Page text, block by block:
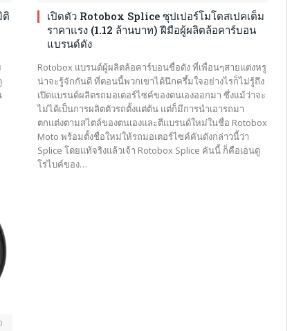
ติ
เปิดตัว Rotobox Splice ซุปเปอร์โมโตสเปคเต็ม
ราคาแรง (1.12 ล้านบาท) ฝีมือผู้ผลิตล้อคาร์บอน
แบรนด์ดัง
Rotobox แบรนด์ผู้ผลิตล้อคาร์บอนชื่อดัง ที่เพื่อนๆสายแต่งหรู
น่าจะรู้จักกันดี ที่ตอนนี้พวกเขาได้นึกครึ้มใจอย่างไรก็ไม่รู้ถึง
เปิดแบรนด์ผลิตรถมอเตอร์ไซค์ของตนเองออกมา ซึ่งแม้ว่าจะ
ไม่ได้เป็นการผลิตตัวรถตั้งแต่ต้น แต่ก็มีการนำเอารถมา
ตกแต่งตามสไตล์ของตนเองและตีแบรนด์ใหม่ในชื่อ Rotobox
Moto พร้อมตั้งชื่อใหม่ให้รถมอเตอร์ไซค์คันดังกล่าวนี้ว่า
Splice โดยแท้จริงแล้วเจ้า Rotobox Splice คันนี้ ก็คือเอนดู
โร่ไบค์ของ…